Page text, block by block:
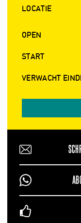
LOCATIE
OPEN
START
VERWACHT